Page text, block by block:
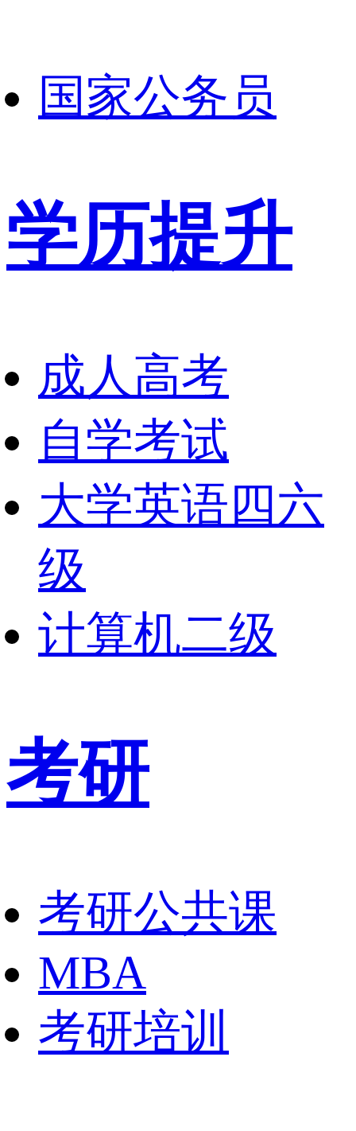
国家公务员
学历提升
成人高考
自学考试
大学英语四六
级
计算机二级
考研
考研公共课
MBA
考研培训